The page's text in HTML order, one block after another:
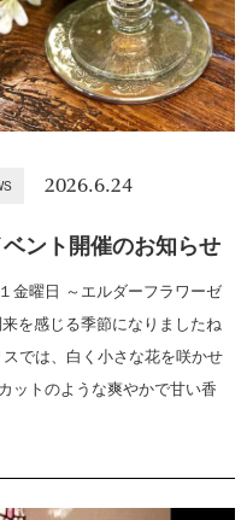
2026.6.24
ント開催のお知らせ
金曜日 ～エルダーフラワーゼ
を感じる季節になりましたね
では、白く小さな花を咲かせ
ットのような爽やかで甘い香